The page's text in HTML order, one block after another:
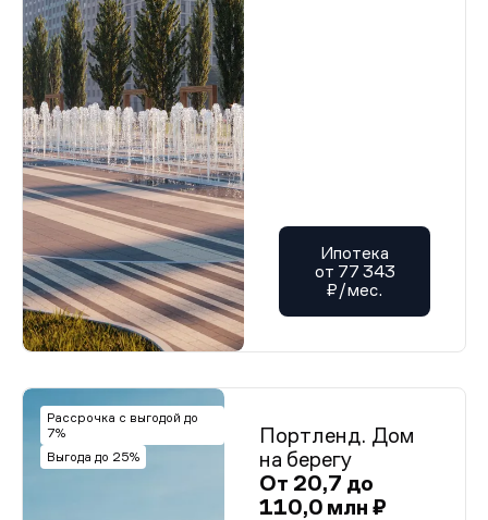
Ипотека
от 77 343
₽/мес.
Рассрочка с выгодой до
7%
Выгода до 25%
Портленд. Дом
на берегу
От 20,7 до
110,0 млн ₽